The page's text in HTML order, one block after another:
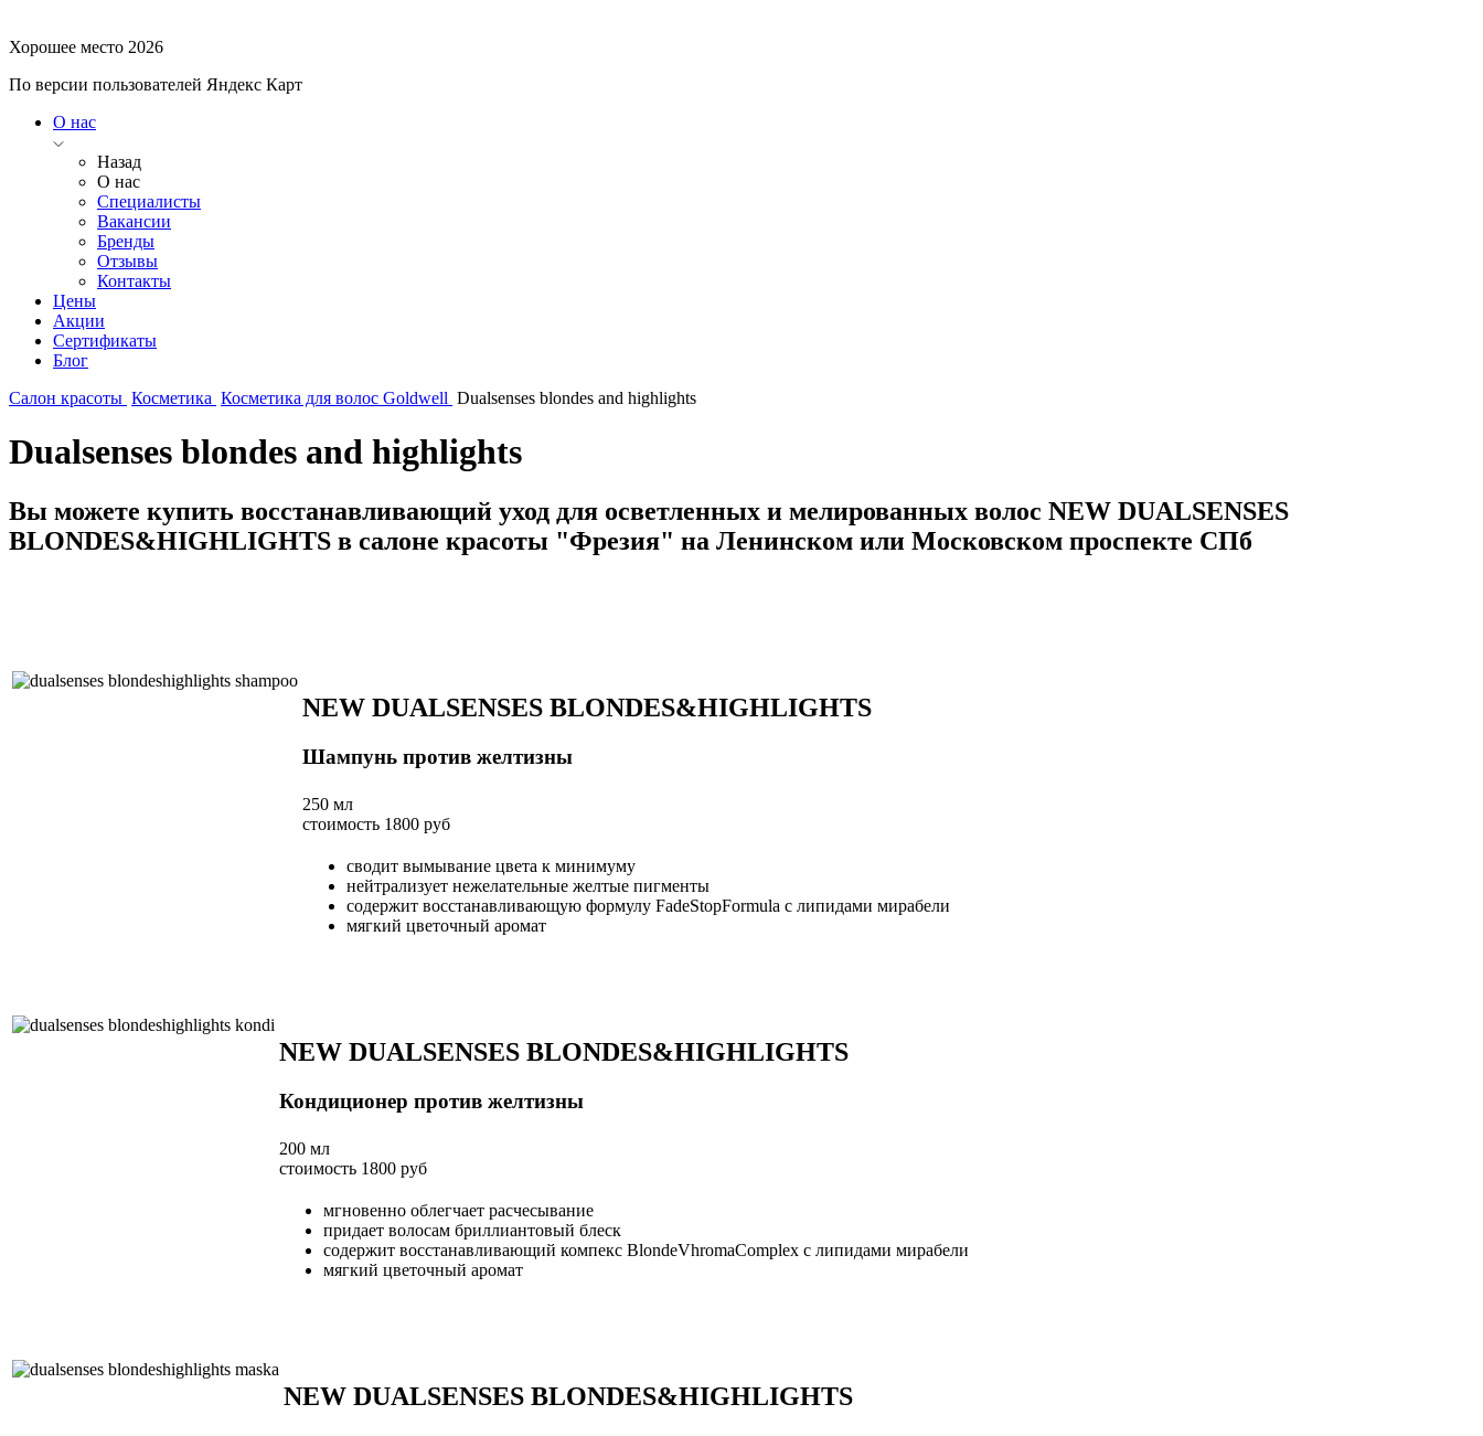
Хорошее место 2026
По версии пользователей Яндекс Карт
О нас
Назад
О нас
Специалисты
Вакансии
Бренды
Отзывы
Контакты
Цены
Акции
Сертификаты
Блог
Салон красоты Косметика Косметика для волос Goldwell Dualsenses blondes and highlights
Dualsenses blondes and highlights
Вы можете купить восстанавливающий уход для осветленных и мелированных волос NEW DUALSENSES
BLONDES&HIGHLIGHTS в салоне красоты "Фрезия" на Ленинском или Московском проспекте СПб
NEW DUALSENSES BLONDES&HIGHLIGHTS
Шампунь против желтизны
250 мл
стоимость 1800 руб
сводит вымывание цвета к минимуму
нейтрализует нежелательные желтые пигменты
содержит восстанавливающую формулу FadeStopFormula с липидами мирабели
мягкий цветочный аромат
NEW DUALSENSES BLONDES&HIGHLIGHTS
Кондиционер против желтизны
200 мл
стоимость 1800 руб
мгновенно облегчает расчесывание
придает волосам бриллиантовый блеск
содержит восстанавливающий компекс BlondeVhromaComplex с липидами мирабели
мягкий цветочный аромат
NEW DUALSENSES BLONDES&HIGHLIGHTS